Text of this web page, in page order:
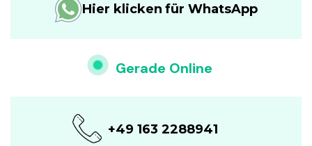
Hier klicken für WhatsApp
Gerade Online
+49 163 2288941